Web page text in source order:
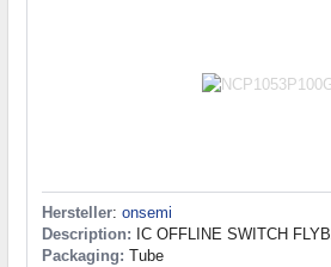
Hersteller: onsemi
Description: IC OFFLINE SWITCH
Packaging: Tube